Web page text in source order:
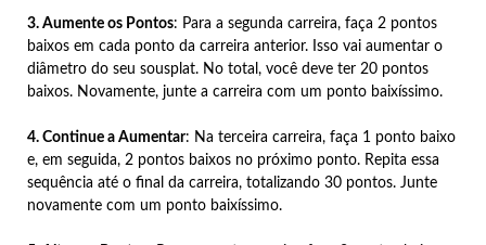
3. Aumente os Pontos: Para a segunda carreira, faça 2 pontos
baixos em cada ponto da carreira anterior. Isso vai aumentar o
diâmetro do seu sousplat. No total, você deve ter 20 pontos
baixos. Novamente, junte a carreira com um ponto baixíssimo.
4. Continue a Aumentar: Na terceira carreira, faça 1 ponto baixo
e, em seguida, 2 pontos baixos no próximo ponto. Repita essa
sequência até o final da carreira, totalizando 30 pontos. Junte
novamente com um ponto baixíssimo.